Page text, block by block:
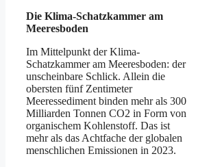
Die Klima-Schatzkammer am
Meeresboden
Im Mittelpunkt der Klima-
Schatzkammer am Meeresboden: der
unscheinbare Schlick. Allein die
obersten fünf Zentimeter
Meeressediment binden mehr als 300
Milliarden Tonnen CO2 in Form von
organischem Kohlenstoff. Das ist
mehr als das Achtfache der globalen
menschlichen Emissionen in 2023.